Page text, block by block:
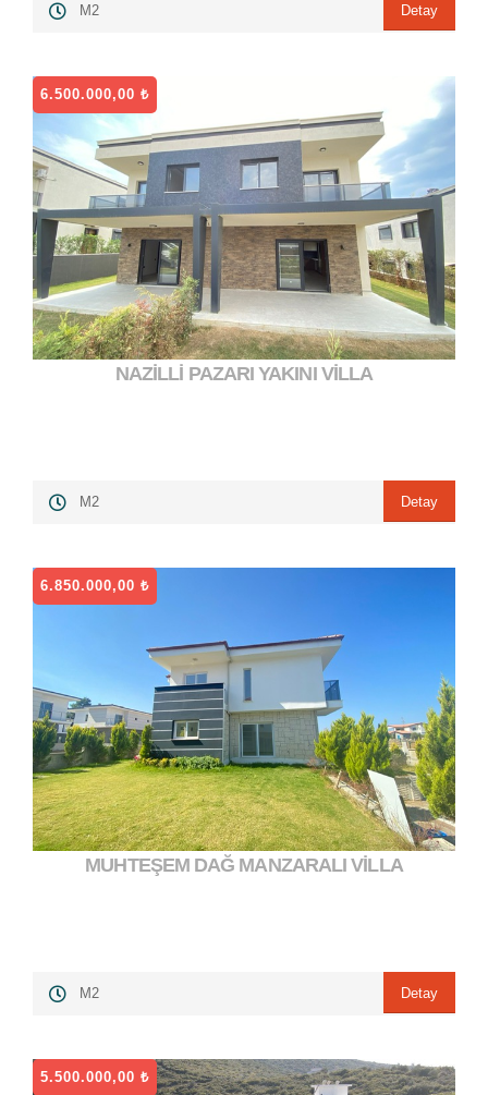
M2 Detay
6.500.000,00 ₺
6.500.000,00 ₺ ">
NAZİLLİ PAZARI YAKINI VİLLA
M2 Detay
6.850.000,00 ₺
6.850.000,00 ₺">
MUHTEŞEM DAĞ MANZARALI VİLLA
M2 Detay
5.500.000,00 ₺